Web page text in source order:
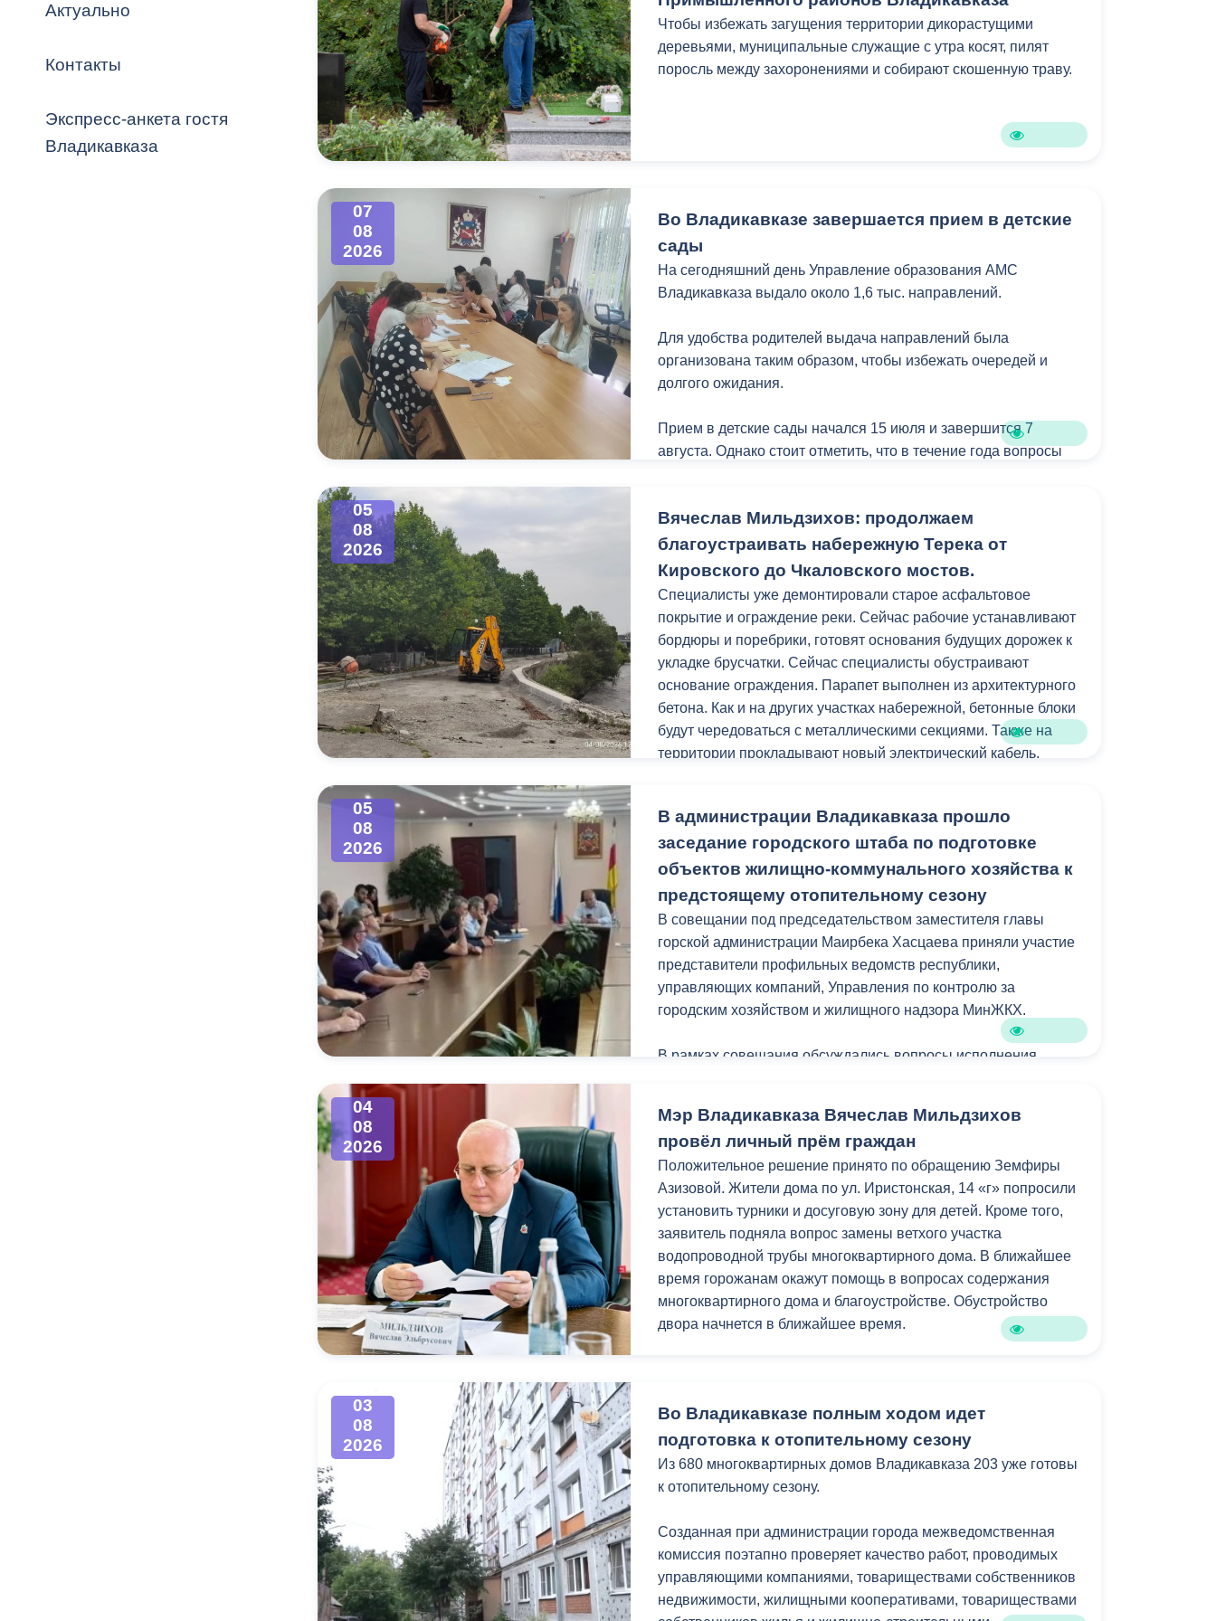
Владикавказ
Распоряжения, постановления Кадровая политика Противодействие коррупции
ОРВ и экспертиза НПА Контактная информация Градостроительная деятельность
Оценка деятельности органов
местного самоуправления
Списки граждан, состоящих на
учете в качестве нуждающихся в
улучшении жилищных условий по
Открытые данные
Общественное обсуждение
документов стратегического
планирования
чрезвычайных ситуациях
Информация о результатах
проверок
Порядок обжалования решений и
действий органов местного
самоуправления
Информация финансового
Муниципальный контроль Выборы 2026
Актуально
Контакты
Экспресс-анкета гостя
Владикавказа
Чтобы избежать загущения территории дикорастущими
деревьями, муниципальные служащие с утра косят, пилят
поросль между захоронениями и собирают скошенную траву.
07
08
2026
Во Владикавказе завершается прием в детские
сады
На сегодняшний день Управление образования АМС
Владикавказа выдало около 1,6 тыс. направлений.
Для удобства родителей выдача направлений была
организована таким образом, чтобы избежать очередей и
долгого ожидания.
Прием в детские сады начался 15 июля и завершится 7
августа. Однако стоит отметить, что в течение года вопросы
с 10.00 до 17.00 (перерыв с 13.00 до 14.00) по адресу: ул.
Леонова, 4, 2 этаж, каб. 210. При себе иметь паспорт,
свидетельство о рождении ребенка, прописку или временную
регистрацию на территории Владикавказа.
05
08
2026
Вячеслав Мильдзихов: продолжаем
благоустраивать набережную Терека от
Кировского до Чкаловского мостов.
Специалисты уже демонтировали старое асфальтовое
покрытие и ограждение реки. Сейчас рабочие устанавливают
бордюры и поребрики, готовят основания будущих дорожек к
укладке брусчатки. Сейчас специалисты обустраивают
основание ограждения. Парапет выполнен из архитектурного
бетона. Как и на других участках набережной, бетонные блоки
будут чередоваться с металлическими секциями. Также на
территории прокладывают новый электрический кабель.
урн.
Уверен, после благоустройства локация станет еще одним
местом притяжения горожан и гостей республики.
Работы проходят в рамках муниципальной программы
«Благоустройство и озеленение» и целевых показателей
нацпроекта «Инфраструктура для жизни».
05
08
2026
В администрации Владикавказа прошло
заседание городского штаба по подготовке
объектов жилищно-коммунального хозяйства к
предстоящему отопительному сезону
В совещании под председательством заместителя главы
горской администрации Маирбека Хасцаева приняли участие
представители профильных ведомств республики,
управляющих компаний, Управления по контролю за
городским хозяйством и жилищного надзора МинЖКХ.
В рамках совещания обсуждались вопросы исполнения
Руководители управляющих компаний отчитались о
проводимой работе в рамках подготовки к осенне-зимнему
периоду. Так, из общего числа многоквартирных домов
Владикавказа 30% уже готовы к отопительному сезону.
УК было рекомендовано минимизировать отставания от
графика работ, ещё раз проверить подвальные помещения
МКД и по мере необходимости устранить захламление.
04
08
2026
Мэр Владикавказа Вячеслав Мильдзихов
провёл личный прём граждан
Положительное решение принято по обращению Земфиры
Азизовой. Жители дома по ул. Иристонская, 14 «г» попросили
установить турники и досуговую зону для детей. Кроме того,
заявитель подняла вопрос замены ветхого участка
водопроводной трубы многоквартирного дома. В ближайшее
время горожанам окажут помощь в вопросах содержания
многоквартирного дома и благоустройстве. Обустройство
двора начнется в ближайшее время.
поскольку дом в котором она проживает признан аварийным.
Выяснилось, что дом включён в общероссийский реестр
многоквартирных аварийных домов со сроком расселения до
декабря 2030 года.
Ирина Потапенко пришла с просьбой оказать содействие в
установке индивидуального отопления в квартире. Для
рассмотрения вопроса горожанке предложено предоставить
необходимый пакет документов.
03
08
2026
Во Владикавказе полным ходом идет
подготовка к отопительному сезону
Из 680 многоквартирных домов Владикавказа 203 уже готовы
к отопительному сезону.
Созданная при администрации города межведомственная
комиссия поэтапно проверяет качество работ, проводимых
управляющими компаниями, товариществами собственников
недвижимости, жилищными кооперативами, товариществами